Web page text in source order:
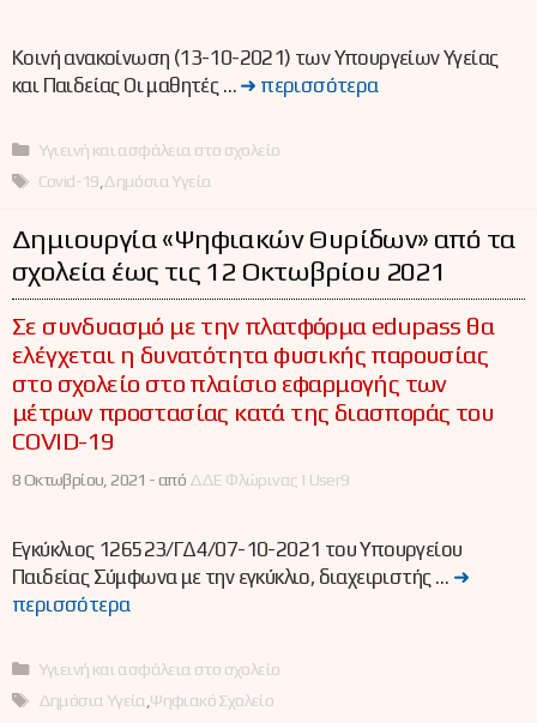
Κοινή ανακοίνωση (13-10-2021) των Υπουργείων Υγείας
και Παιδείας Οι μαθητές … ➜ περισσότερα
Κατηγορίες
Υγιεινή και ασφάλεια στο σχολείο
Ετικέτες
Covid-19 Δημόσια Υγεία
Δημιουργία «Ψηφιακών Θυρίδων» από τα
σχολεία έως τις 12 Οκτωβρίου 2021
Σε συνδυασμό με την πλατφόρμα edupass θα
ελέγχεται η δυνατότητα φυσικής παρουσίας
στο σχολείο στο πλαίσιο εφαρμογής των
μέτρων προστασίας κατά της διασποράς του
COVID-19
8 Οκτωβρίου, 2021 -από ΔΔΕ Φλώρινας | User9
Εγκύκλιος 126523/ΓΔ4/07-10-2021 του Υπουργείου
Παιδείας Σύμφωνα με την εγκύκλιο, διαχειριστής … ➜
περισσότερα
Κατηγορίες
Υγιεινή και ασφάλεια στο σχολείο
Ετικέτες
Δημόσια Υγεία Ψηφιακό Σχολείο